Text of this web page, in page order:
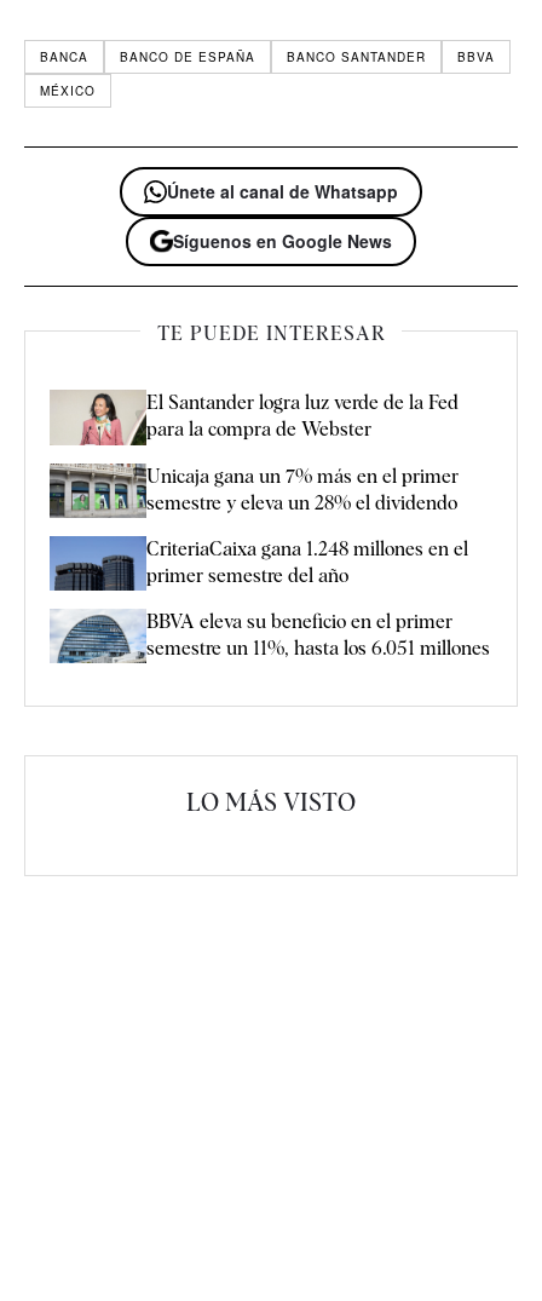
BANCA BANCO DE ESPAÑA BANCO SANTANDER
BBVA
MÉXICO
Únete al canal de Whatsapp
Síguenos en Google News
TE PUEDE INTERESAR
El Santander logra luz verde de la Fed
para la compra de Webster
Unicaja gana un 7% más en el primer
semestre y eleva un 28% el dividendo
CriteriaCaixa gana 1.248 millones en el
primer semestre del año
BBVA eleva su beneficio en el primer
semestre un 11%, hasta los 6.051 millones
LO MÁS VISTO